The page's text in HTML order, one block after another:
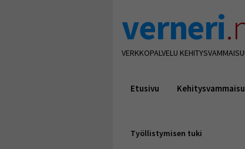
verneri
VERKKOPALVELU
Etusivu
Työllistymisen tuki